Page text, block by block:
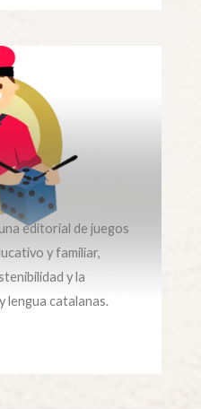
editorial de juegos
y familiar,
y la
lengua catalanas.